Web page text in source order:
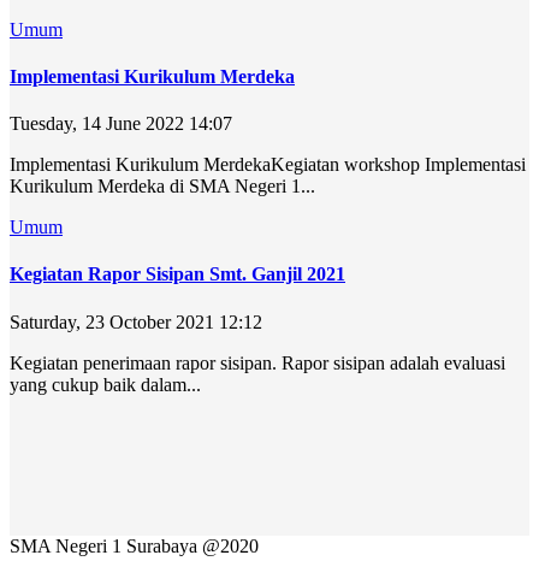
Umum
Implementasi Kurikulum Merdeka
Tuesday, 14 June 2022 14:07
Implementasi Kurikulum MerdekaKegiatan workshop Implementasi
Kurikulum Merdeka di SMA Negeri 1...
Umum
Kegiatan Rapor Sisipan Smt. Ganjil 2021
Saturday, 23 October 2021 12:12
Kegiatan penerimaan rapor sisipan. Rapor sisipan adalah evaluasi
yang cukup baik dalam...
SMA Negeri 1 Surabaya @2020